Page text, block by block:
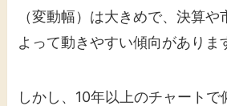
（変動幅）は大きめで、決算
よって動きやすい傾向がありま
しかし、10年以上のチャートで